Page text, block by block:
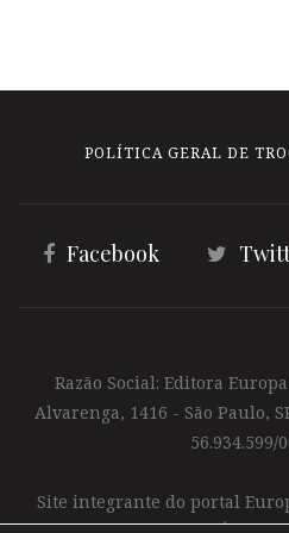
POLÍTICA GERAL DE
Facebook
Razão Social: Editora
Alvarenga, 1416 - São Paulo,
56.934.599/
Site integrante do portal